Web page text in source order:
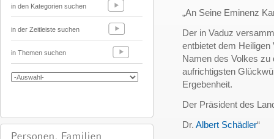
in den Kategorien suchen
in der Zeitleiste suchen
in Themen suchen
„An Seine Eminenz
Der in Vaduz
entbietet dem
Namen des Volkes zu
aufrichtigsten
Ergebenheit.
Der Präsident des
Dr. Albert Schädler“